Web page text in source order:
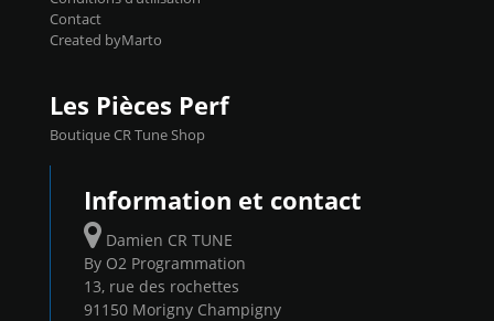
Contact
Created byMarto
Les Pièces Perf
Boutique CR Tune Shop
Information et contact
Damien CR TUNE
By O2 Programmation
13, rue des rochettes
91150 Morigny Champigny